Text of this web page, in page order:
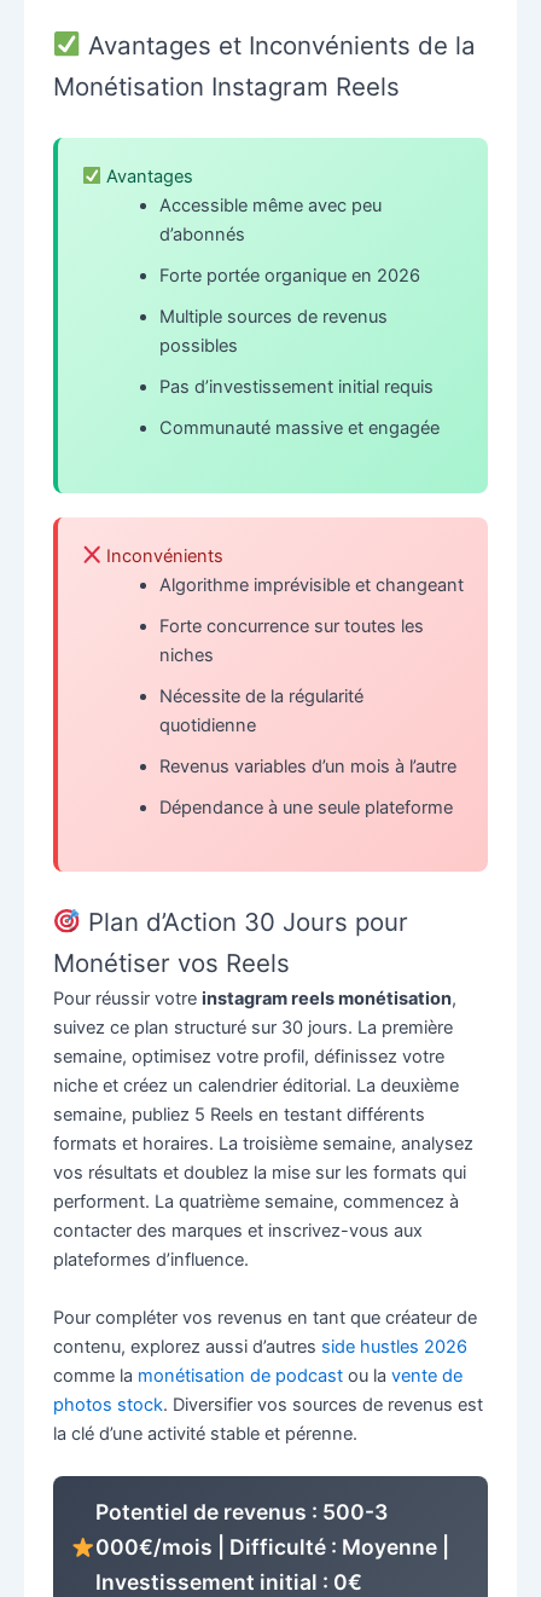
Avantages et Inconvénients de la
Monétisation Instagram Reels
Avantages
Accessible même avec peu
d’abonnés
Forte portée organique en 2026
Multiple sources de revenus
possibles
Pas d’investissement initial requis
Communauté massive et engagée
Inconvénients
Algorithme imprévisible et changeant
Forte concurrence sur toutes les
niches
Nécessite de la régularité
quotidienne
Revenus variables d’un mois à l’autre
Dépendance à une seule plateforme
Plan d’Action 30 Jours pour
Monétiser vos Reels
Pour réussir votre instagram reels monétisation,
suivez ce plan structuré sur 30 jours. La première
semaine, optimisez votre profil, définissez votre
niche et créez un calendrier éditorial. La deuxième
semaine, publiez 5 Reels en testant différents
formats et horaires. La troisième semaine, analysez
vos résultats et doublez la mise sur les formats qui
performent. La quatrième semaine, commencez à
contacter des marques et inscrivez-vous aux
plateformes d’influence.
Pour compléter vos revenus en tant que créateur de
contenu, explorez aussi d’autres side hustles 2026
comme la monétisation de podcastou la vente de
photos stock. Diversifier vos sources de revenus est
la clé d’une activité stable et pérenne.
Potentiel de revenus : 500-3
000€/mois | Difficulté : Moyenne |
Investissement initial : 0€